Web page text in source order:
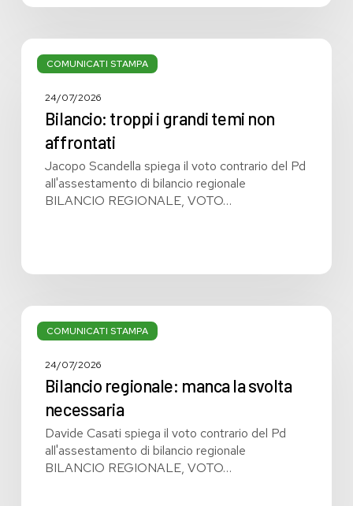
COMUNICATI STAMPA
Bilancio:
troppi
grandi
affrontati
24/07/2026
Bilancio: troppi i grandi temi non
affrontati
Jacopo Scandella spiega il voto contrario del Pd
all'assestamento di bilancio regionale
BILANCIO REGIONALE, VOTO…
COMUNICATI STAMPA
Bilancio
regionale:
svolta
24/07/2026
Bilancio regionale: manca la svolta
necessaria
Davide Casati spiega il voto contrario del Pd
all'assestamento di bilancio regionale
BILANCIO REGIONALE, VOTO…